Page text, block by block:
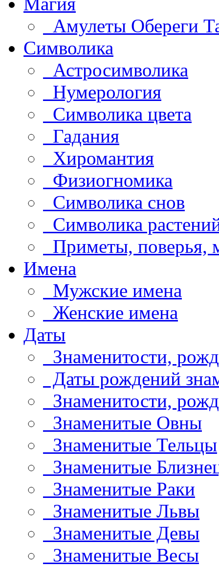
Амулеты Обереги
Символика
Астросимволика
Нумерология
Символика цвета
Гадания
Хиромантия
Физиогномика
Символика снов
Символика
Приметы, поверья,
Имена
Мужские имена
Женские имена
Даты
Знаменитости,
Даты рождений
Знаменитости,
Знаменитые Овны
Знаменитые Тельцы
Знаменитые
Знаменитые Раки
Знаменитые Львы
Знаменитые Девы
Знаменитые Весы